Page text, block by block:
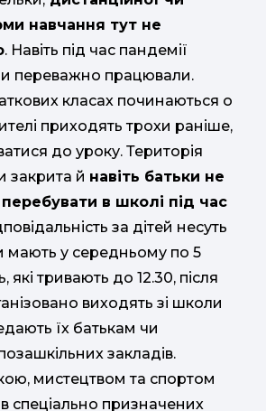
навчання тут не
. Навіть під час пандемії
переважно працювали.
класах починаються о
приходять трохи раніше,
до уроку. Територія
закрита й навіть батьки не
в школі під час
за дітей несуть
мають у середньому по 5
які тривають до 12.30, після
виходять зі школи
їх батькам чи
закладів.
мистецтвом та спортом
спеціально призначених